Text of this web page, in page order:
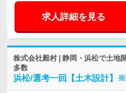
求人詳細を見る
株式会社殿村 | 静岡・浜松で土
多数
浜松/選考一回【土木設計】